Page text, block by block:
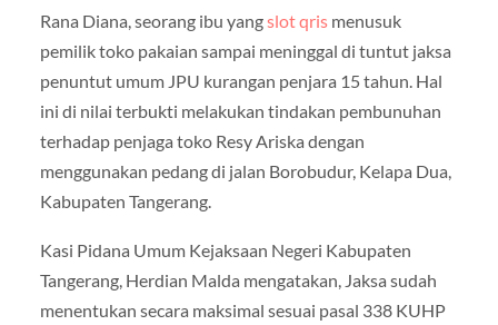
Rana Diana, seorang ibu yangslot qrismenusuk
pemilik toko pakaian sampai meninggal di tuntut jaksa
penuntut umum JPU kurangan penjara 15 tahun. Hal
ini di nilai terbukti melakukan tindakan pembunuhan
terhadap penjaga toko Resy Ariska dengan
menggunakan pedang di jalan Borobudur, Kelapa Dua,
Kabupaten Tangerang.
Kasi Pidana Umum Kejaksaan Negeri Kabupaten
Tangerang, Herdian Malda mengatakan, Jaksa sudah
menentukan secara maksimal sesuai pasal 338 KUHP